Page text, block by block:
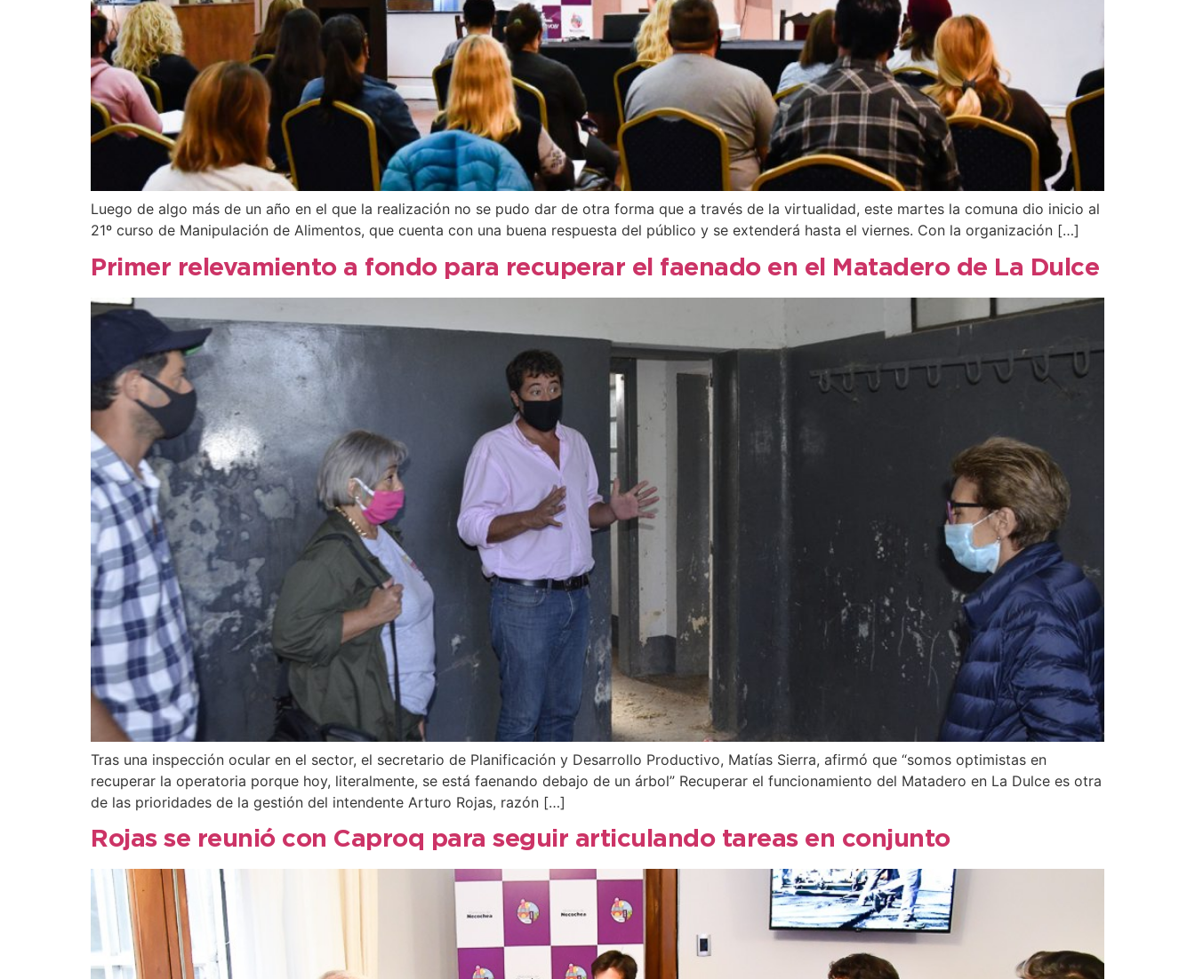
Luego de algo más de un año en el que la realización no se pudo dar de otra forma que a través de la virtualidad, este martes la comuna dio inicio al
21º curso de Manipulación de Alimentos, que cuenta con una buena respuesta del público y se extenderá hasta el viernes. Con la organización […]
Primer relevamiento a fondo para recuperar el faenado en el Matadero de La Dulce
Tras una inspección ocular en el sector, el secretario de Planificación y Desarrollo Productivo, Matías Sierra, afirmó que “somos optimistas en
recuperar la operatoria porque hoy, literalmente, se está faenando debajo de un árbol” Recuperar el funcionamiento del Matadero en La Dulce es otra
de las prioridades de la gestión del intendente Arturo Rojas, razón […]
Rojas se reunió con Caproq para seguir articulando tareas en conjunto